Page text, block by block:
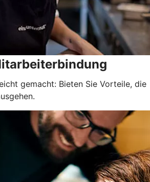
gemacht: Bieten Sie Vorteile, die